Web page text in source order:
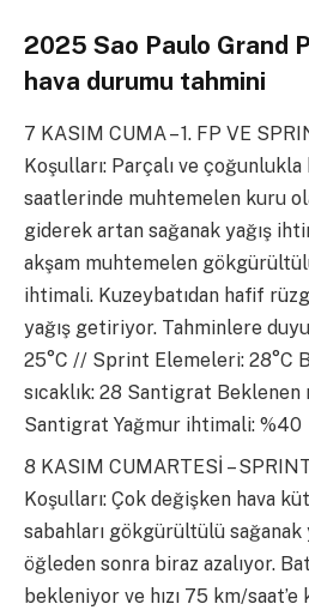
2025 Sao Paulo Grand
hava durumu tahmini
7 KASIM CUMA – 1. FP VE
Koşulları: Parçalı ve
saatlerinde muhtemelen kuru
giderek artan sağanak yağış
akşam muhtemelen
ihtimali. Kuzeybatıdan hafif
yağış getiriyor. Tahminlere
25°C // Sprint Elemeleri: 28°C
sıcaklık: 28 Santigrat Beklenen
Santigrat Yağmur ihtimali: %40
8 KASIM CUMARTESİ –
Koşulları: Çok değişken hava
sabahları gökgürültülü sağanak
öğleden sonra biraz azalıyor.
bekleniyor ve hızı 75 km/